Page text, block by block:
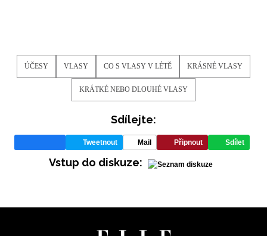
ÚČESY VLASY CO S VLASY V LÉTĚ KRÁSNÉ VLASY
KRÁTKÉ NEBO DLOUHÉ VLASY
Sdílejte:
Tweetnout Mail Připnout Sdílet
Vstup do diskuze: